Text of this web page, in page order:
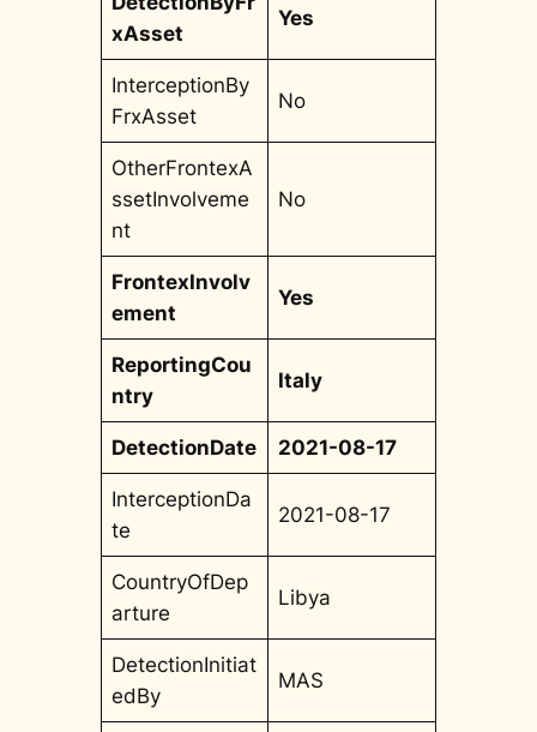
xAsset
Yes
InterceptionBy
FrxAsset
No
OtherFrontexA
ssetInvolveme
nt
No
FrontexInvolv
ement
Yes
ReportingCou
ntry
Italy
DetectionDate 2021-08-17
InterceptionDa
te
2021-08-17
CountryOfDep
arture
Libya
DetectionInitiat
edBy
MAS